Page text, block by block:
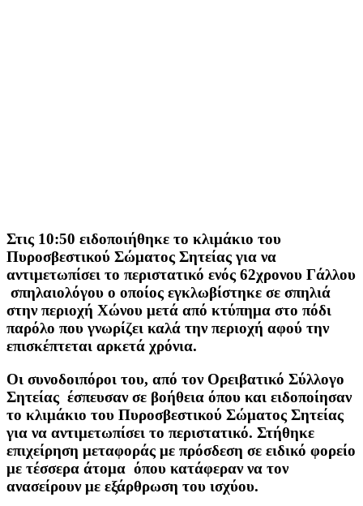
Στις 10:50 ειδοποιήθηκε το κλιμάκιο του
Πυροσβεστικού Σώματος Σητείας για να
αντιμετωπίσει το περιστατικό ενός 62χρονου Γάλλου
σπηλαιολόγου ο οποίος εγκλωβίστηκε σε σπηλιά
στην περιοχή Χώνου μετά από κτύπημα στο πόδι
παρόλο που γνωρίζει καλά την περιοχή αφού την
επισκέπτεται αρκετά χρόνια.
Οι συνοδοιπόροι του, από τον Ορειβατικό Σύλλογο
Σητείας έσπευσαν σε βοήθεια όπου και ειδοποίησαν
το κλιμάκιο του Πυροσβεστικού Σώματος Σητείας
για να αντιμετωπίσει το περιστατικό. Στήθηκε
επιχείρηση μεταφοράς με πρόσδεση σε ειδικό φορείο
με τέσσερα άτομα όπου κατάφεραν να τον
ανασείρουν με εξάρθρωση του ισχύου.